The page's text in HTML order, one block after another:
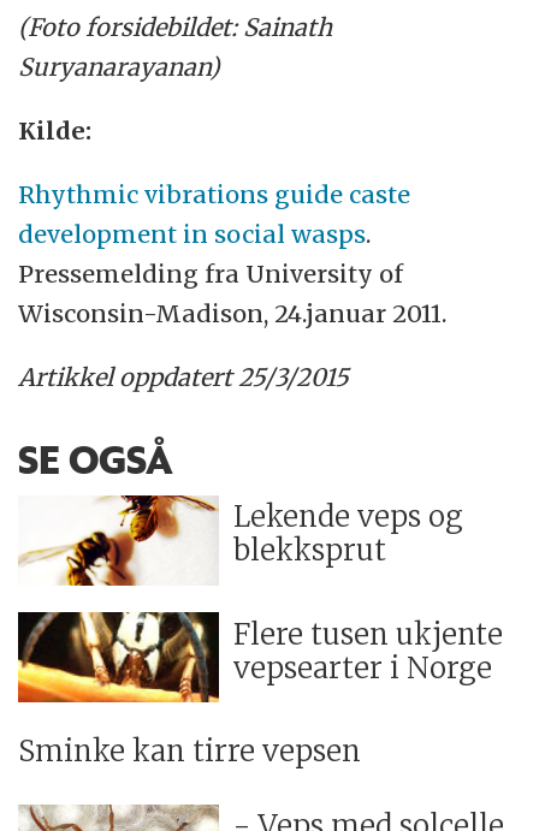
(Foto forsidebildet: Sainath
Suryanarayanan)
Kilde:
Rhythmic vibrations guide caste
development in social wasps.
Pressemelding fra University of
Wisconsin-Madison, 24.januar 2011.
Artikkel oppdatert 25/3/2015
SE OGSÅ
Lekende veps og
blekksprut
Flere tusen ukjente
vepsearter i Norge
Sminke kan tirre vepsen